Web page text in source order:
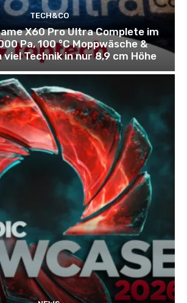
TECH&CO
X60 Pro Ultra Complete im
Pa, 100 °C Moppwäsche &
Technik in nur 8,9 cm Höhe